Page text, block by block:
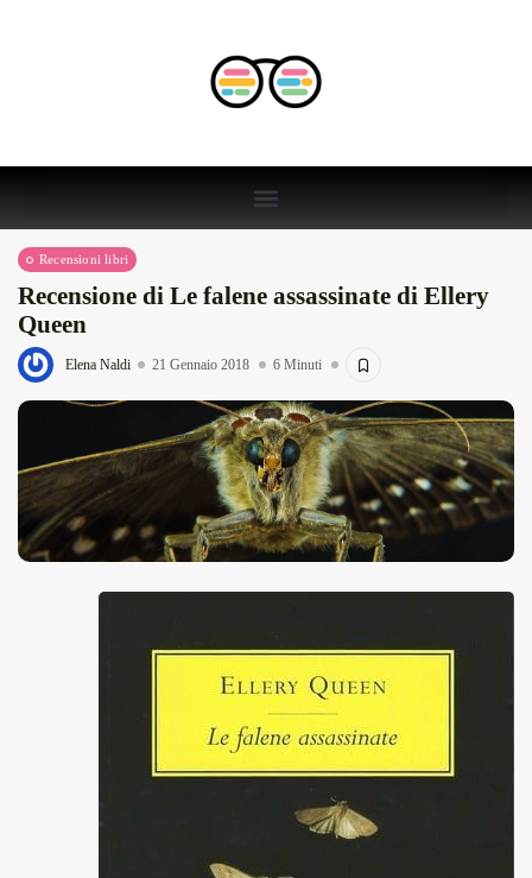
Recensioni libri
Recensione di Le falene assassinate di Ellery
Queen
Elena Naldi 21 Gennaio 2018 6 Minuti